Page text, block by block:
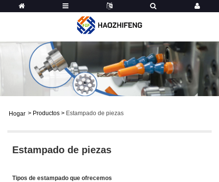
Hogar > Productos > Estampado de piezas
Estampado de piezas
Tipos de estampado que ofrecemos